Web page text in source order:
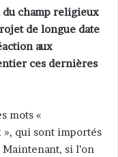
du champ religieux
de longue date
aux
ces dernières
mots «
qui sont importés
si l’on